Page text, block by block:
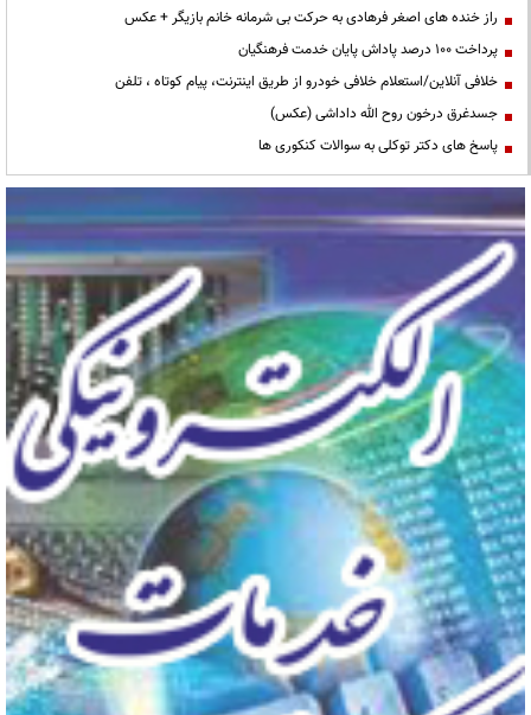
راز خنده های اصغر فرهادی به حرکت بی شرمانه خانم بازیگر + عکس
پرداخت ۱۰۰ درصد پاداش پایان خدمت فرهنگیان
خلافی آنلاین/استعلام خلافی خودرو از طریق اینترنت، پیام کوتاه ، تلفن
جسدغرق درخون روح الله داداشی (عکس)
پاسخ های دکتر توکلی به سوالات کنکوری ها